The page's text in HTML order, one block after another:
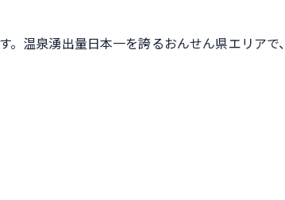
。温泉湧出量日本一を誇るおんせん県エリアで